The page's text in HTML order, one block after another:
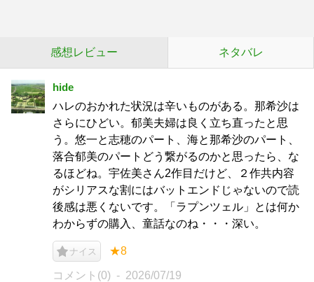
感想レビュー ネタバレ
hide
ハレのおかれた状況は辛いものがある。那希沙は
さらにひどい。郁美夫婦は良く立ち直ったと思
う。悠一と志穂のパート、海と那希沙のパート、
落合郁美のパートどう繋がるのかと思ったら、な
るほどね。宇佐美さん2作目だけど、２作共内容
がシリアスな割にはバットエンドじゃないので読
後感は悪くないです。「ラプンツェル」とは何か
わからずの購入、童話なのね・・・深い。
ナイス ★8
コメント(0) 2026/07/19